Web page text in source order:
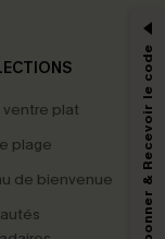
ventre plat
plage
de bienvenue
Cupshe et
ainsi que des
de
S'abonner & Recevoir le code